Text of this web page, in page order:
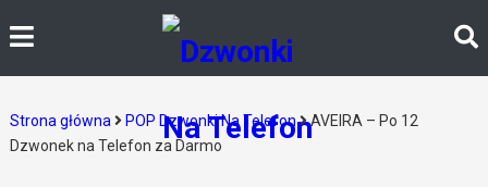
Strona główna POP Dzwonki Na Telefon
AVEIRA – Po 12
Dzwonek na Telefon za Darmo